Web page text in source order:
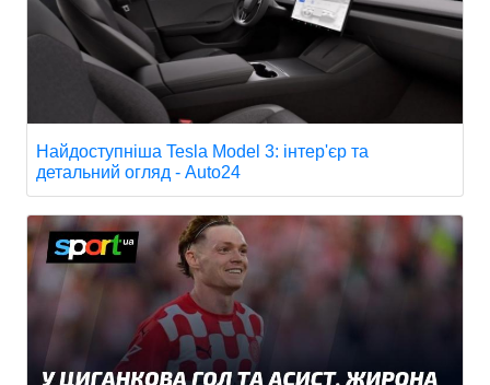
Найдоступніша Tesla Model 3: інтер'єр та
детальний огляд - Auto24